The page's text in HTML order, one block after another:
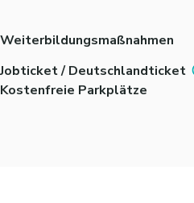
Weiterbildungsmaßnahmen
Jobticket / Deutschlandticket
Kostenfreie Parkplätze